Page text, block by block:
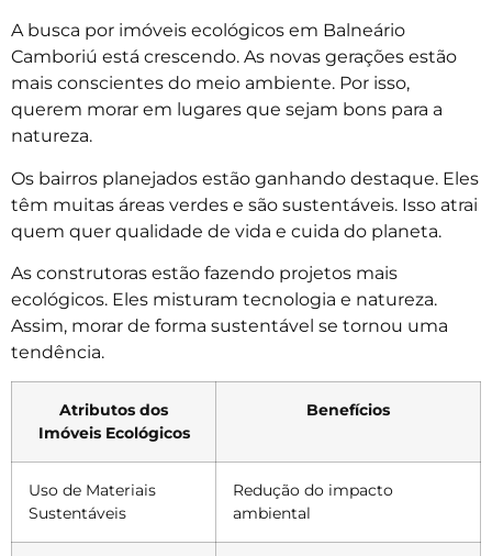
A busca por imóveis ecológicos em Balneário
Camboriú está crescendo. As novas gerações estão
mais conscientes do meio ambiente. Por isso,
querem morar em lugares que sejam bons para a
natureza.
Os bairros planejados estão ganhando destaque. Eles
têm muitas áreas verdes e são sustentáveis. Isso atrai
quem quer qualidade de vida e cuida do planeta.
As construtoras estão fazendo projetos mais
ecológicos. Eles misturam tecnologia e natureza.
Assim, morar de forma sustentável se tornou uma
tendência.
Atributos dos
Imóveis Ecológicos
Benefícios
Uso de Materiais
Sustentáveis
Redução do impacto
ambiental